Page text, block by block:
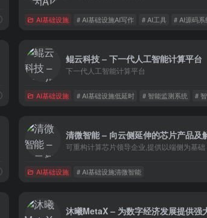
AI基础设施 # AI基础设施AI写作 # AI工具 # AI源码系
鲲云科技 – 下一代人工智能计算平台
下一代人工智能计算平台
AI基础设施 # AI基础设施低延时 # 智能监测系统 #
清微智能 – 向云侧延伸的芯片产品及
可重构计算芯片领导企业,提供以端侧为基础
AI基础设施 # AI基础设施清微智能
沐曦MetaX – 为数字经济发展提供强